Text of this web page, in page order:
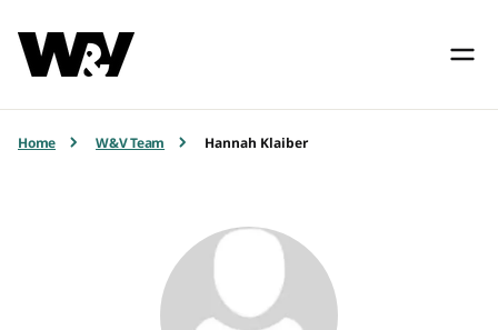
Home W&V Team Hannah Klaiber